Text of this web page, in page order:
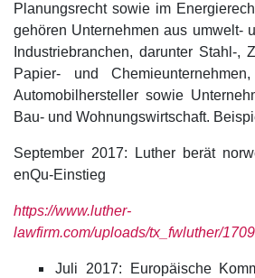
Planungsrecht sowie im
gehören Unternehmen aus umwelt-
Industriebranchen, darunter Stahl-,
Papier- und Chemieunternehmen,
Automobilhersteller sowie
Bau- und Wohnungswirtschaft.
September 2017: Luther berät
enQu-Einstieg
https://www.luther-
lawfirm.com/uploads/tx_fwluther/
Juli 2017: Europäische